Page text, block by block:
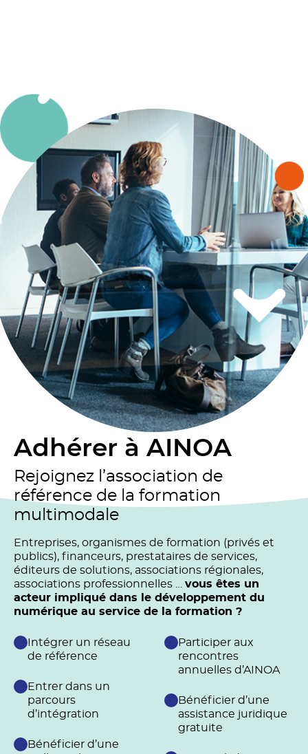
Adhérer à AINOA
Rejoignez l’association de
référence de la formation
multimodale
Entreprises, organismes de formation (privés et
publics), financeurs, prestataires de services,
éditeurs de solutions, associations régionales,
associations professionnelles … vous êtes un
acteur impliqué dans le développement du
numérique au service de la formation ?
Intégrer un réseau
de référence
Entrer dans un
parcours
d’intégration
Bénéficier d’une
Participer aux
rencontres
annuelles d’AINOA
Bénéficier d’une
assistance juridique
gratuite